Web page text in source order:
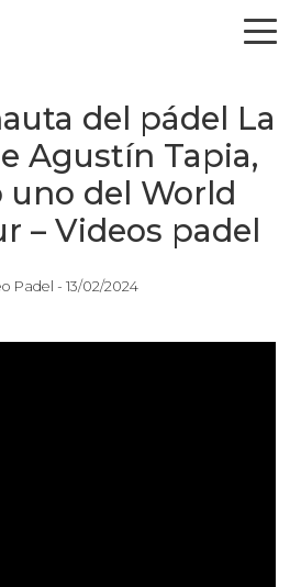
del pádel La
Agustín Tapia,
uno del World
– Videos padel
Padel - 13/02/2024